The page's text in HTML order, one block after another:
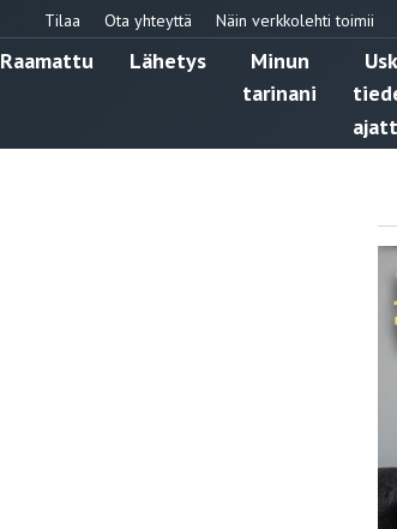
Tilaa Ota yhteyttä Näin verkkolehti toimii
Raamattu Lähetys
Minun
tarinani